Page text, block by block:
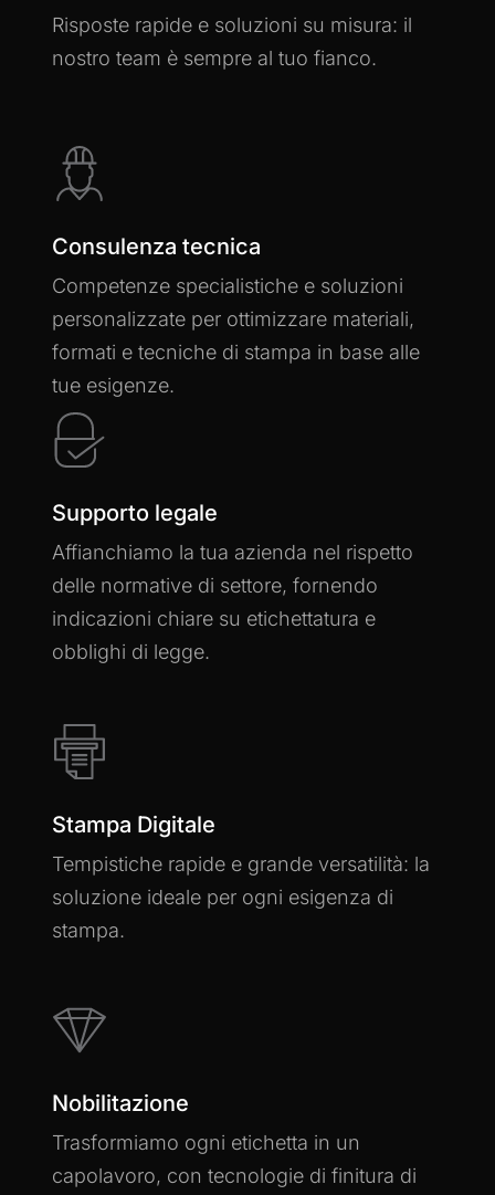
Risposte rapide e soluzioni su misura: il
nostro team è sempre al tuo fianco.
Consulenza tecnica
Competenze specialistiche e soluzioni
personalizzate per ottimizzare materiali,
formati e tecniche di stampa in base alle
tue esigenze.
Supporto legale
Affianchiamo la tua azienda nel rispetto
delle normative di settore, fornendo
indicazioni chiare su etichettatura e
obblighi di legge.
Learn
more
Stampa Digitale
Tempistiche rapide e grande versatilità: la
soluzione ideale per ogni esigenza di
stampa.
Learn
more
Nobilitazione
Trasformiamo ogni etichetta in un
capolavoro, con tecnologie di finitura di
Learn
more